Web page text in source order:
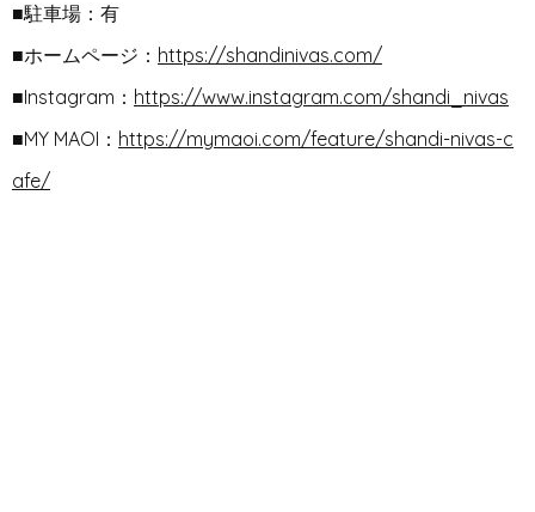
■駐車場：有
■ホームページ： https://shandinivas.com/
■Instagram： https://www.instagram.com/shandi_nivas
■MY MAOI： https://mymaoi.com/feature/shandi-nivas-c
afe/